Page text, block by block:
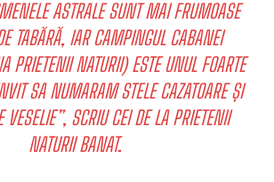
ASTRALE SUNT MAI FRUMOASE
TABĂRĂ, IAR CAMPINGUL CABANEI
PRIETENII NATURII) ESTE UNUL FOARTE
SA NUMARAM STELE CAZATOARE ȘI
SCRIU CEI DE LA PRIETENII
NATURII BANAT.